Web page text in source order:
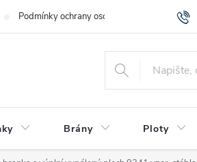
Podmínky ochrany osobních údajů
Brány Ploty